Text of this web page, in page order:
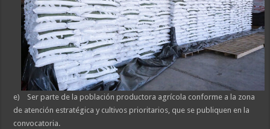
e) Ser parte de la población productora agrícola conforme a la zona
de atención estratégica y cultivos prioritarios, que se publiquen en la
convocatoria.